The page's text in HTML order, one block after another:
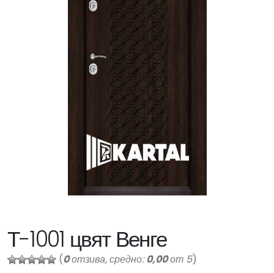
Т-1001 цвят Венге
(0отзива, средно:0,00от 5)